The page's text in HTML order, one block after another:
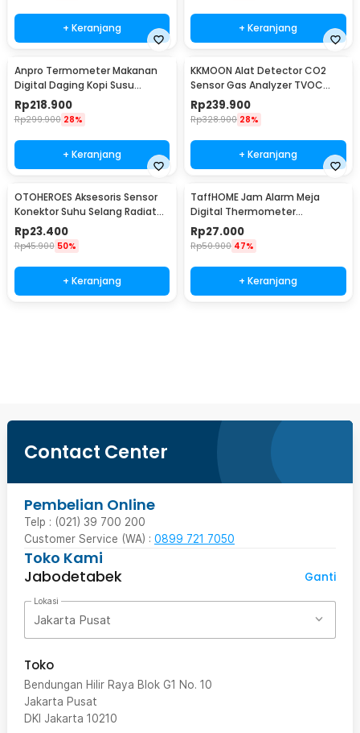
+ Keranjang + Keranjang
Anpro Termometer Makanan
Digital Daging Kopi Susu
Wireless 2 Probe - KN6008-2
Rp218.900
Rp299.900 28%
+ Keranjang
KKMOON Alat Detector CO2
Sensor Gas Analyzer TVOC
HCHO AQI - JSM-131 SC
Rp239.900
Rp328.900 28%
+ Keranjang
OTOHEROES Aksesoris Sensor
Konektor Suhu Selang Radiator
Mesin Motor 18mm
Rp23.400
Rp45.900 50%
+ Keranjang
TaffHOME Jam Alarm Meja
Digital Thermometer
Hygrometer Weather Station -
2158
Rp27.000
Rp50.900 47%
+ Keranjang
Contact Center
Pembelian Online
Telp : (021) 39 700 200
Customer Service (WA) : 0899 721 7050
Toko Kami
Jabodetabek
Ganti
Lokasi
Jakarta Pusat
Toko
Bendungan Hilir Raya Blok G1 No. 10
Jakarta Pusat
DKI Jakarta 10210